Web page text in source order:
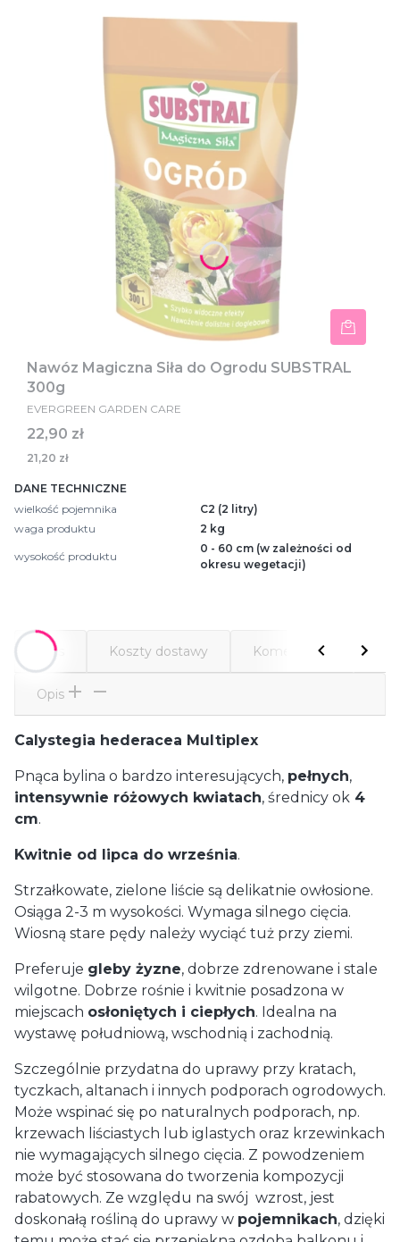
Nawóz Magiczna Siła do Ogrodu SUBSTRAL
300g
EVERGREEN GARDEN CARE
Cena
22,90 zł
21,20 zł
DANE TECHNICZNE
wielkość pojemnika
C2 (2 litry)
waga produktu
2 kg
wysokość produktu
0 - 60 cm (w zależności od
okresu wegetacji)
Opis Koszty dostawy Komentarze
Opis
Calystegia hederacea Multiplex
Pnąca bylina o bardzo interesujących, pełnych,
intensywnie różowych kwiatach, średnicy ok 4
cm.
Kwitnie od lipca do września.
Strzałkowate, zielone liście są delikatnie owłosione.
Osiąga 2-3 m wysokości. Wymaga silnego cięcia.
Wiosną stare pędy należy wyciąć tuż przy ziemi.
Preferuje gleby żyzne, dobrze zdrenowane i stale
wilgotne. Dobrze rośnie i kwitnie posadzona w
miejscach osłoniętych i ciepłych. Idealna na
wystawę południową, wschodnią i zachodnią.
Szczególnie przydatna do uprawy przy kratach,
tyczkach, altanach i innych podporach ogrodowych.
Może wspinać się po naturalnych podporach, np.
krzewach liściastych lub iglastych oraz krzewinkach
nie wymagających silnego cięcia. Z powodzeniem
może być stosowana do tworzenia kompozycji
rabatowych. Ze względu na swój wzrost, jest
doskonałą rośliną do uprawy w pojemnikach, dzięki